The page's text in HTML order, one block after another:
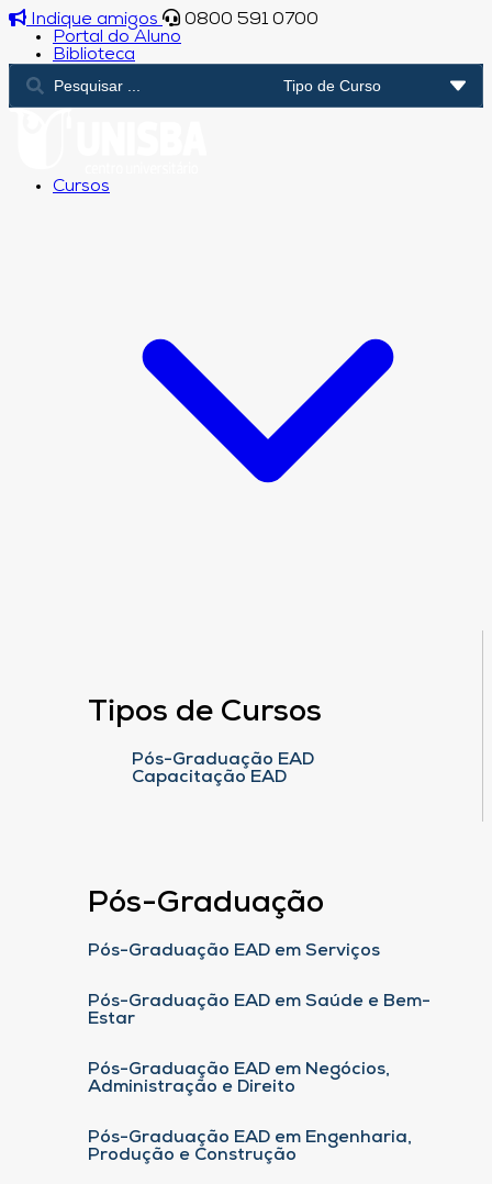
Indique amigos
0800 591 0700
Portal do Aluno
Biblioteca
Cursos
Tipos de Cursos
Pós-Graduação EAD
Capacitação EAD
Pós-Graduação
Pós-Graduação EAD em Serviços
Pós-Graduação EAD em Saúde e Bem-
Estar
Pós-Graduação EAD em Negócios,
Administração e Direito
Pós-Graduação EAD em Engenharia,
Produção e Construção